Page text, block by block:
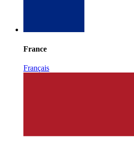
France
Français